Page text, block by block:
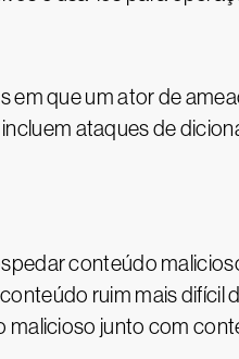
que um ator de
ataques de
conteúdo
ruim mais difícil
malicioso junto com